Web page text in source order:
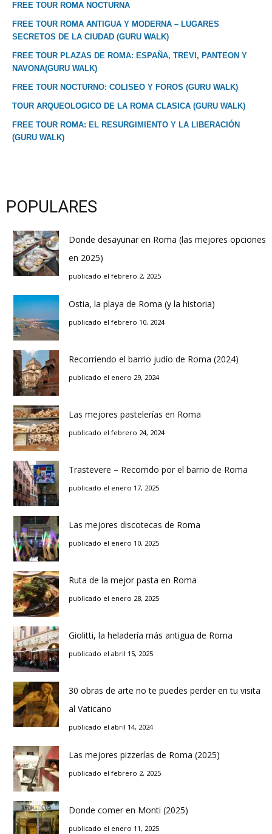
FREE TOUR ROMA NOCTURNA
FREE TOUR ROMA ANTIGUA Y MODERNA – LUGARES
SECRETOS DE LA CIUDAD (GURU WALK)
FREE TOUR PLAZAS DE ROMA: ESPAÑA, TREVI, PANTEON Y
NAVONA(GURU WALK)
FREE TOUR NOCTURNO: COLISEO Y FOROS (GURU WALK)
TOUR ARQUEOLOGICO DE LA ROMA CLASICA (GURU WALK)
FREE TOUR ROMA: EL RESURGIMIENTO Y LA LIBERACIÓN
(GURU WALK)
POPULARES
Donde desayunar en Roma (las mejores opciones
en 2025)
publicado el febrero 2, 2025
Ostia, la playa de Roma (y la historia)
publicado el febrero 10, 2024
Recorriendo el barrio judío de Roma (2024)
publicado el enero 29, 2024
Las mejores pastelerías en Roma
publicado el febrero 24, 2024
Trastevere – Recorrido por el barrio de Roma
publicado el enero 17, 2025
Las mejores discotecas de Roma
publicado el enero 10, 2025
Ruta de la mejor pasta en Roma
publicado el enero 28, 2025
Giolitti, la heladería más antigua de Roma
publicado el abril 15, 2025
30 obras de arte no te puedes perder en tu visita
al Vaticano
publicado el abril 14, 2024
Las mejores pizzerías de Roma (2025)
publicado el febrero 2, 2025
Donde comer en Monti (2025)
publicado el enero 11, 2025